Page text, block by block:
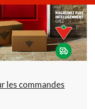
les commandes